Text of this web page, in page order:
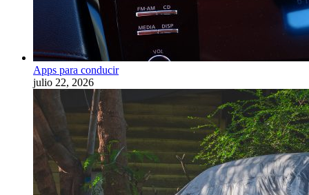
Apps para conducir
julio 22, 2026